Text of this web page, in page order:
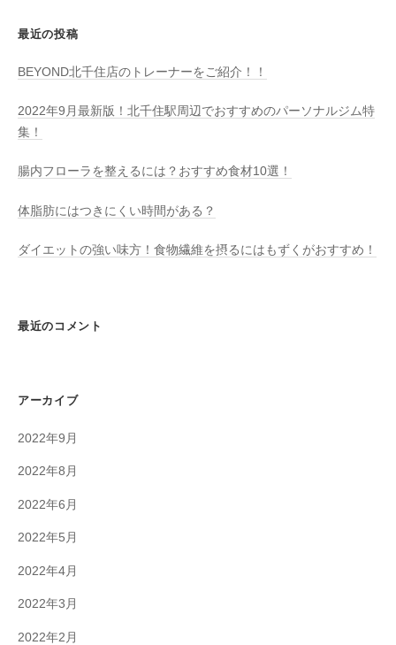
最近の投稿
BEYOND北千住店のトレーナーをご紹介！！
2022年9月最新版！北千住駅周辺でおすすめのパーソナルジム特
集！
腸内フローラを整えるには？おすすめ食材10選！
体脂肪にはつきにくい時間がある？
ダイエットの強い味方！食物繊維を摂るにはもずくがおすすめ！
最近のコメント
アーカイブ
2022年9月
2022年8月
2022年6月
2022年5月
2022年4月
2022年3月
2022年2月